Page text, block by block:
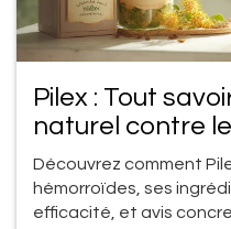
Pilex : Tout
naturel contre
Découvrez comment
hémorroïdes, ses
efficacité, et avis